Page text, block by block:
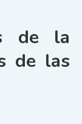
de la
de las